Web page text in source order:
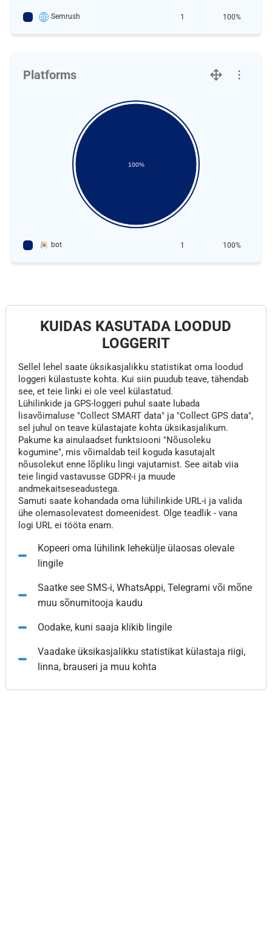
Semrush 1 100%
Platforms
100%
bot 1 100%
KUIDAS KASUTADA LOODUD
LOGGERIT
Sellel lehel saate üksikasjalikku statistikat oma loodud
loggeri külastuste kohta. Kui siin puudub teave, tähendab
see, et teie linki ei ole veel külastatud.
Lühilinkide ja GPS-loggeri puhul saate lubada
lisavõimaluse "Collect SMART data" ja "Collect GPS data",
sel juhul on teave külastajate kohta üksikasjalikum.
Pakume ka ainulaadset funktsiooni "Nõusoleku
kogumine", mis võimaldab teil koguda kasutajalt
nõusolekut enne lõpliku lingi vajutamist. See aitab viia
teie lingid vastavusse GDPR-i ja muude
andmekaitseseadustega.
Samuti saate kohandada oma lühilinkide URL-i ja valida
ühe olemasolevatest domeenidest. Olge teadlik - vana
logi URL ei tööta enam.
Kopeeri oma lühilink lehekülje ülaosas olevale
lingile
Saatke see SMS-i, WhatsAppi, Telegrami või mõne
muu sõnumitooja kaudu
Oodake, kuni saaja klikib lingile
Vaadake üksikasjalikku statistikat külastaja riigi,
linna, brauseri ja muu kohta